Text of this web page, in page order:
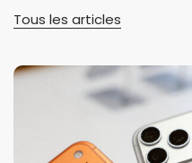
Tous les articles